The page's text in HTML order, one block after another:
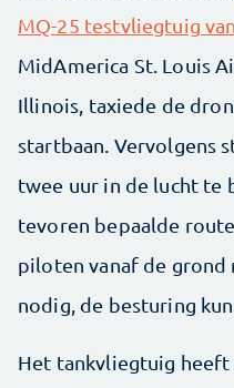
MQ-25 testvliegtuig
MidAmerica St. Louis
Illinois, taxiede de
startbaan. Vervolgens
twee uur in de lucht te
tevoren bepaalde
piloten vanaf de grond
nodig, de besturing
Het tankvliegtuig heeft